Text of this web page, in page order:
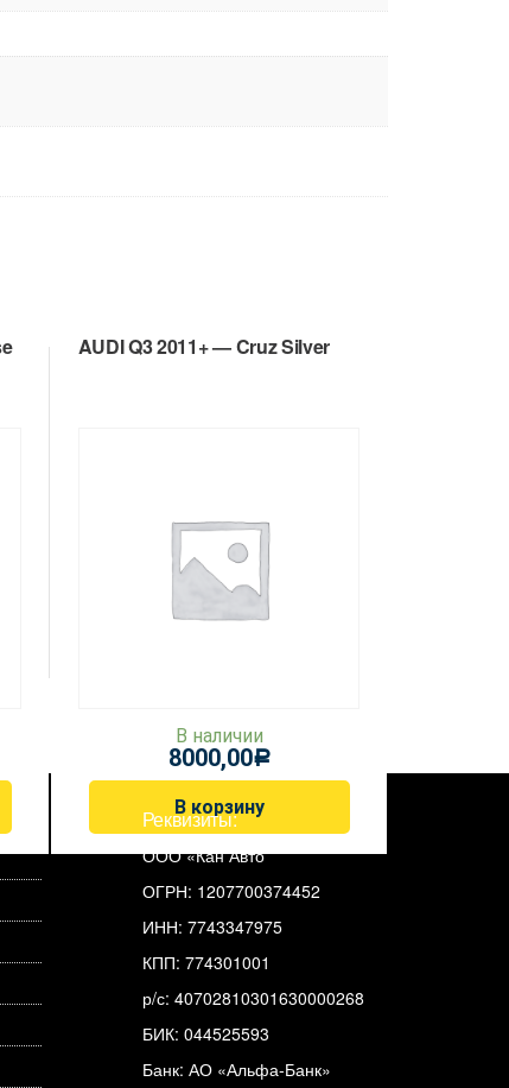
AUDI Q3 2011+ — Cruz Silver
В наличии
8000,00Р
В корзину
Реквизиты:
ООО «Кан Авто
ОГРН: 1207700374452
ИНН: 7743347975
КПП: 774301001
р/с: 40702810301630000268
БИК: 044525593
Банк: АО «Альфа-Банк»